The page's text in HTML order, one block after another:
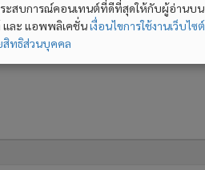
ะสบการณ์คอนเทนต์ที่ดีที่สุดให้กับผู้อ่านบน
และ แอพพลิเคชั่นเงื่อนไขการใช้งานเว็บไซต์
สิทธิส่วนบุคคล